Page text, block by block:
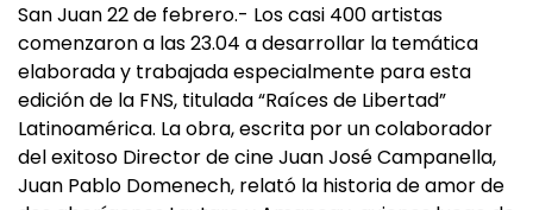
San Juan 22 de febrero.- Los casi 400 artistas
comenzaron a las 23.04 a desarrollar la temática
elaborada y trabajada especialmente para esta
edición de la FNS, titulada “Raíces de Libertad”
Latinoamérica. La obra, escrita por un colaborador
del exitoso Director de cine Juan José Campanella,
Juan Pablo Domenech, relató la historia de amor de